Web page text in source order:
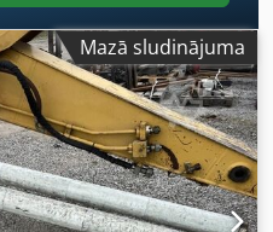
Mazā sludinājuma